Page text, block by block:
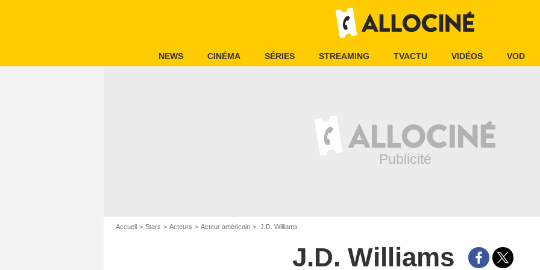
NEWS CINÉMA SÉRIES STREAMING TVACTU VIDÉOS VOD
Accueil Stars Acteurs Acteur américain J.D. Williams
J.D. Williams